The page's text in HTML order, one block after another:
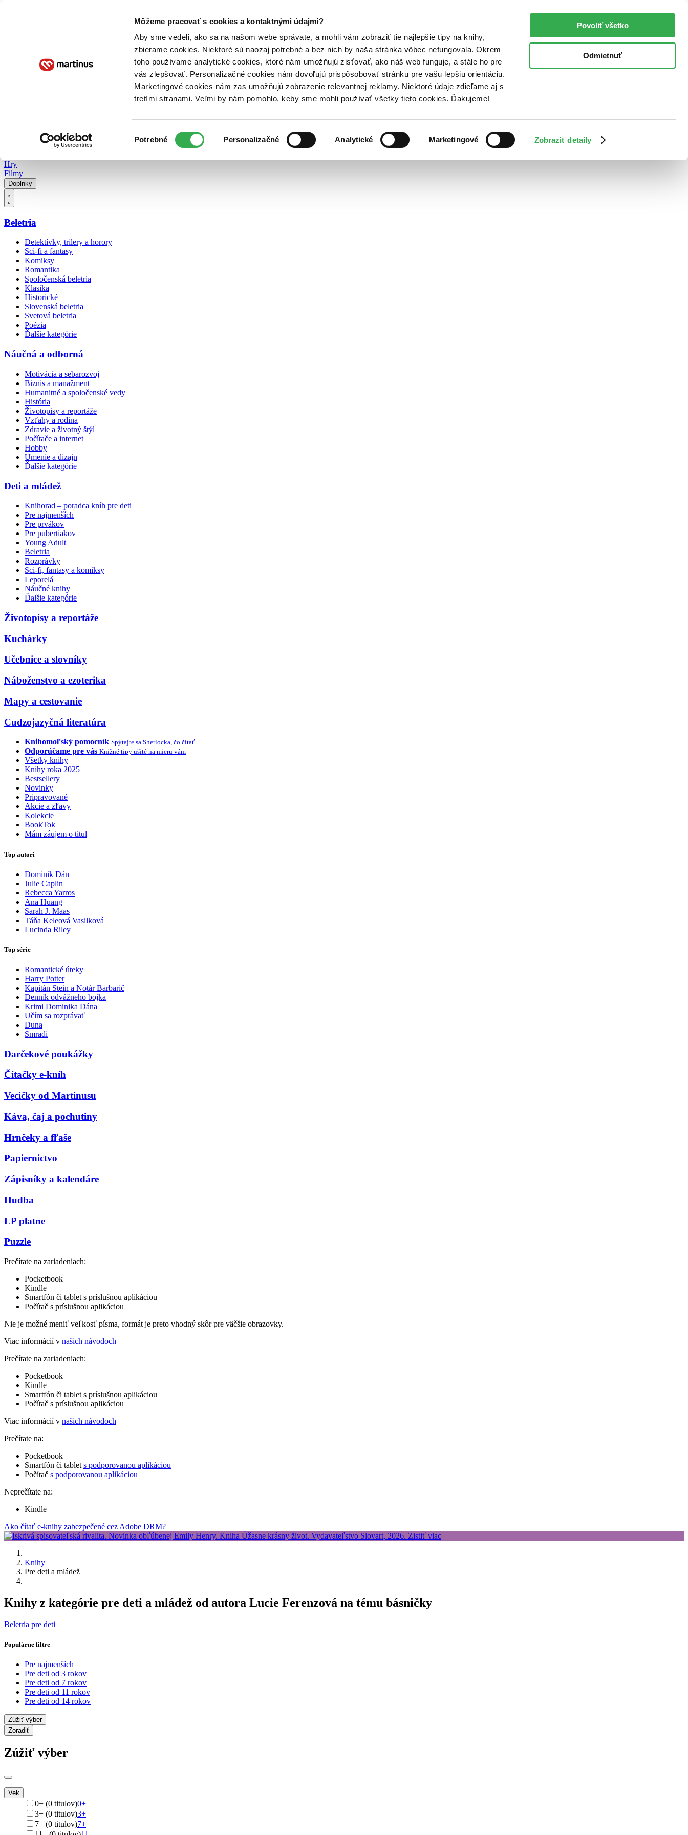
Môžeme pracovať s cookies a kontaktnými údajmi?
Aby sme vedeli, ako sa na našom webe správate, a mohli vám zobraziť tie najlepšie tipy na knihy,
zbierame cookies. Niektoré sú naozaj potrebné a bez nich by naša stránka vôbec nefungovala. Okrem
toho používame analytické cookies, ktoré nám umožňujú zisťovať, ako náš web funguje, a stále ho pre
vás zlepšovať. Personalizačné cookies nám dovoľujú prispôsobovať stránku pre vašu lepšiu orientáciu.
Marketingové cookies nám zas umožňujú zobrazenie relevantnej reklamy. Niektoré údaje zdieľame aj s
tretími stranami. Veľmi by nám pomohlo, keby sme mohli používať všetky tieto cookies. Ďakujeme!
súhlasu
Potrebné Personalizačné Analytické Marketingové Zobraziť detaily
Povoliť všetko
Odmietnuť
Poukážky Kontakt
Hry
Filmy
Doplnky
Beletria
Detektívky, trilery a horory
Sci-fi a fantasy
Komiksy
Romantika
Spoločenská beletria
Klasika
Historické
Slovenská beletria
Svetová beletria
Poézia
Ďalšie kategórie
Náučná a odborná
Motivácia a sebarozvoj
Biznis a manažment
Humanitné a spoločenské vedy
História
Životopisy a reportáže
Vzťahy a rodina
Zdravie a životný štýl
Počítače a internet
Hobby
Umenie a dizajn
Ďalšie kategórie
Deti a mládež
Knihorad – poradca kníh pre deti
Pre najmenších
Pre prvákov
Pre pubertiakov
Young Adult
Beletria
Rozprávky
Sci-fi, fantasy a komiksy
Leporelá
Náučné knihy
Ďalšie kategórie
Životopisy a reportáže
Kuchárky
Učebnice a slovníky
Náboženstvo a ezoterika
Mapy a cestovanie
Cudzojazyčná literatúra
Knihomoľský pomocník Spýtajte sa Sherlocka, čo čítať
Odporúčame pre vás Knižné tipy ušité na mieru vám
Všetky knihy
Knihy roka 2025
Bestsellery
Novinky
Pripravované
Akcie a zľavy
Kolekcie
BookTok
Mám záujem o titul
Top autori
Dominik Dán
Julie Caplin
Rebecca Yarros
Ana Huang
Sarah J. Maas
Táňa Keleová Vasilková
Lucinda Riley
Top série
Romantické úteky
Harry Potter
Kapitán Stein a Notár Barbarič
Denník odvážneho bojka
Krimi Dominika Dána
Učím sa rozprávať
Duna
Smradi
Darčekové poukážky
Čítačky e-kníh
Vecičky od Martinusu
Káva, čaj a pochutiny
Hrnčeky a fľaše
Papiernictvo
Zápisníky a kalendáre
Hudba
LP platne
Puzzle
Prečítate na zariadeniach:
Pocketbook
Kindle
Smartfón či tablet s príslušnou aplikáciou
Počítač s príslušnou aplikáciou
Nie je možné meniť veľkosť písma, formát je preto vhodný skôr pre väčšie obrazovky.
Viac informácií v našich návodoch
Prečítate na zariadeniach:
Pocketbook
Kindle
Smartfón či tablet s príslušnou aplikáciou
Počítač s príslušnou aplikáciou
Viac informácií v našich návodoch
Prečítate na:
Pocketbook
Smartfón či tablet s podporovanou aplikáciou
Počítač s podporovanou aplikáciou
Neprečítate na:
Kindle
Ako čítať e-knihy zabezpečené cez Adobe DRM?
Knihy
Pre deti a mládež
Knihy z kategórie pre deti a mládež od autora Lucie Ferenzová na tému básničky
Beletria pre deti
Populárne filtre
Pre najmenších
Pre deti od 3 rokov
Pre deti od 7 rokov
Pre deti od 11 rokov
Pre deti od 14 rokov
Zúžiť výber
Zoradiť
Zúžiť výber
Vek
0+ (0 titulov)0+
3+ (0 titulov)3+
7+ (0 titulov)7+